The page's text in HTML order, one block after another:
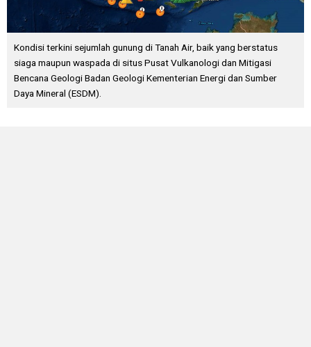
Kondisi terkini sejumlah gunung di Tanah Air, baik yang berstatus
siaga maupun waspada di situs Pusat Vulkanologi dan Mitigasi
Bencana Geologi Badan Geologi Kementerian Energi dan Sumber
Daya Mineral (ESDM).